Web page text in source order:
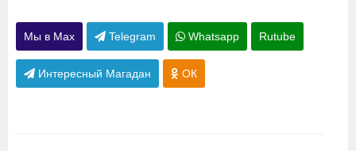
Мы в Max Telegram Whatsapp Rutube
Интересный Магадан ОК